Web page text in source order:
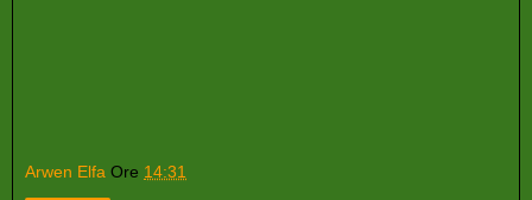
Arwen Elfa Ore 14:31